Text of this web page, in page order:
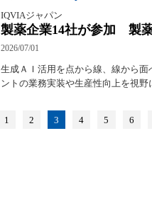
IQVIAジャパン
製薬企業14社が参加 製
2026/07/01
生成ＡＩ活用を点から線、線から
ントの業務実装や生産性向上を視野
1 2 3 4 5 6